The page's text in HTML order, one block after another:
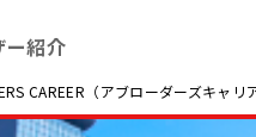
ー紹介
CAREER（アブローダーズキャリア